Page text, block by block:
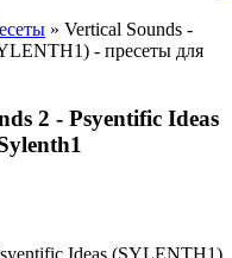
» Vertical Sounds -
- пресеты для
2 - Psyentific Ideas